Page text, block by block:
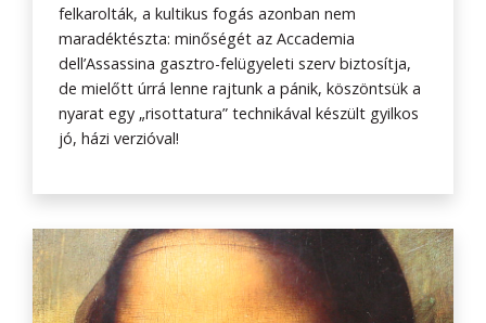
felkarolták, a kultikus fogás azonban nem
maradéktészta: minőségét az Accademia
dell’Assassina gasztro-felügyeleti szerv biztosítja,
de mielőtt úrrá lenne rajtunk a pánik, köszöntsük a
nyarat egy „risottatura” technikával készült gyilkos
jó, házi verzióval!